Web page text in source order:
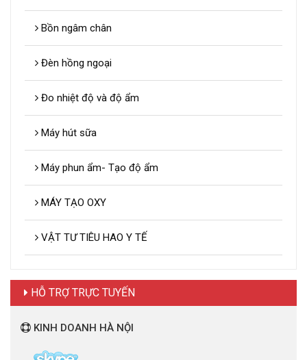
Bồn ngâm chân
Đèn hồng ngoại
Đo nhiệt độ và độ ẩm
Máy hút sữa
Máy phun ẩm- Tạo độ ẩm
MÁY TẠO OXY
VẬT TƯ TIÊU HAO Y TẾ
HỖ TRỢ TRỰC TUYẾN
KINH DOANH HÀ NỘI